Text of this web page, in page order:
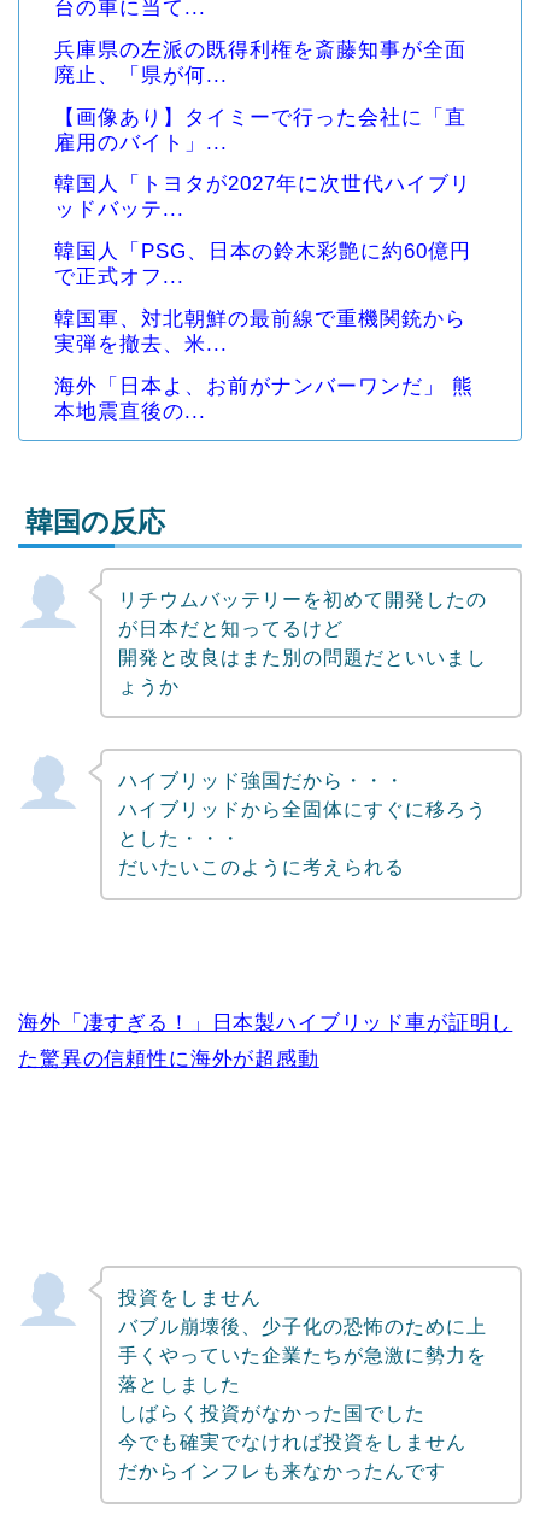
台の車に当て...
兵庫県の左派の既得利権を斎藤知事が全面
廃止、「県が何...
【画像あり】タイミーで行った会社に「直
雇用のバイト」...
韓国人「トヨタが2027年に次世代ハイブリ
ッドバッテ...
韓国人「PSG、日本の鈴木彩艶に約60億円
で正式オフ...
韓国軍、対北朝鮮の最前線で重機関銃から
実弾を撤去、米...
海外「日本よ、お前がナンバーワンだ」 熊
本地震直後の...
Powered by livedoor 相互RSS
韓国の反応
リチウムバッテリーを初めて開発したの
が日本だと知ってるけど
開発と改良はまた別の問題だといいまし
ょうか
ハイブリッド強国だから・・・
ハイブリッドから全固体にすぐに移ろう
とした・・・
だいたいこのように考えられる
海外「凄すぎる！」日本製ハイブリッド車が証明し
た驚異の信頼性に海外が超感動
投資をしません
バブル崩壊後、少子化の恐怖のために上
手くやっていた企業たちが急激に勢力を
落としました
しばらく投資がなかった国でした
今でも確実でなければ投資をしません
だからインフレも来なかったんです